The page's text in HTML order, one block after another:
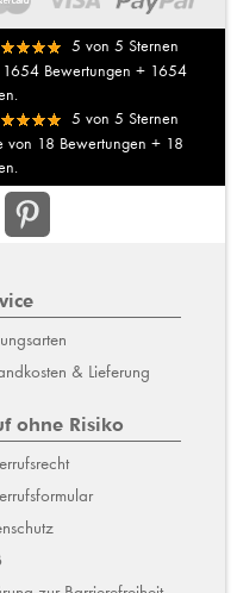
5 von 5 Sternen
1654Bewertungen + 1654
5 von 5 Sternen
von 18 Bewertungen + 18
& Lieferung
ohne Risiko